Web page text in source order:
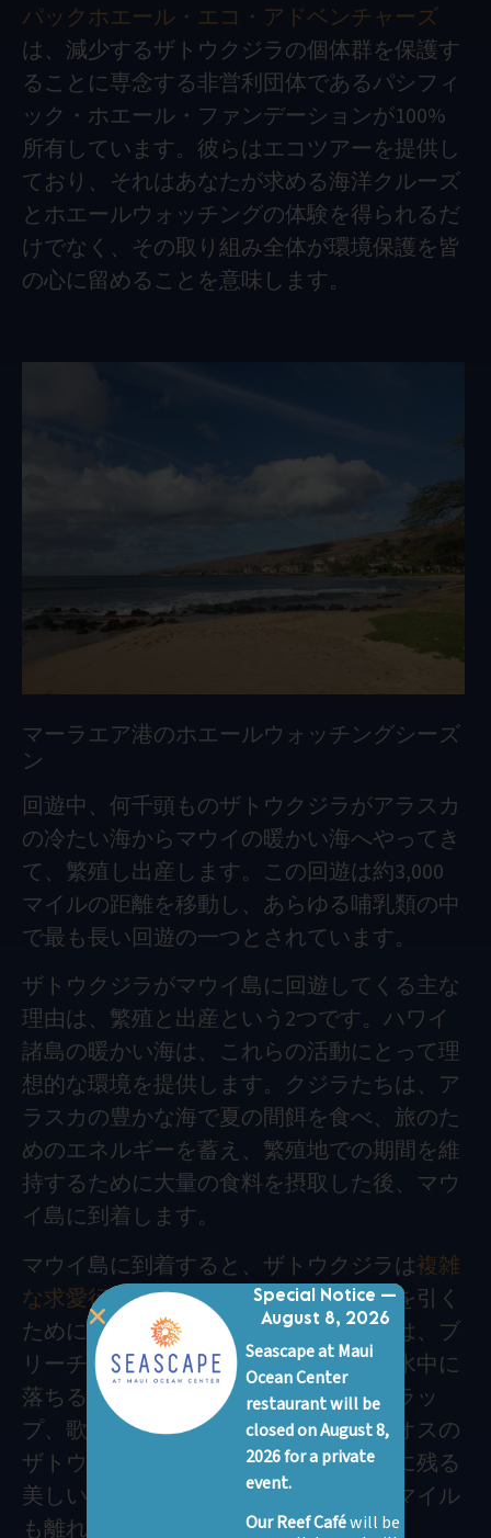
パックホエール・エコ・アドベンチャーズ
は、減少するザトウクジラの個体群を保護す
ることに専念する非営利団体であるパシフィ
ック・ホエール・ファンデーションが100%
所有しています。彼らはエコツアーを提供し
ており、それはあなたが求める海洋クルーズ
とホエールウォッチングの体験を得られるだ
けでなく、その取り組み全体が環境保護を皆
の心に留めることを意味します。
マーラエア港のホエールウォッチングシーズ
ン
回遊中、何千頭ものザトウクジラがアラスカ
の冷たい海からマウイの暖かい海へやってき
て、繁殖し出産します。この回遊は約3,000
マイルの距離を移動し、あらゆる哺乳類の中
で最も長い回遊の一つとされています。
ザトウクジラがマウイ島に回遊してくる主な
理由は、繁殖と出産という2つです。ハワイ
諸島の暖かい海は、これらの活動にとって理
想的な環境を提供します。クジラたちは、ア
ラスカの豊かな海で夏の間餌を食べ、旅のた
めのエネルギーを蓄え、繁殖地での期間を維
持するために大量の食料を摂取した後、マウ
イ島に到着します。
マウイ島に到着すると、ザトウクジラは複雑
な求愛行動を行い、オスはメスの注意を引く
ために競い合います。これらの行動には、ブ
リーチング（水面から飛び出して再び水中に
落ちる）、テールスラップ、胸びれスラッ
プ、歌うことなどがよく見られます。オスの
ザトウクジラは、最大20分間続く、心に残る
美しい歌で知られており、その歌は何マイル
も離れた水中でも聞くことができます。
Special Notice —
August 8, 2026
Seascape at Maui
Ocean Center
restaurant will be
closed on August 8,
2026 for a private
event.
Our Reef Caféwill be